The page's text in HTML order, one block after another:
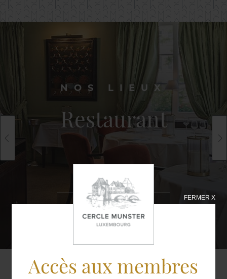
Accès aux membres
FERMER X
NOS LIEUX
Restaurant
EN SAVOIR
PLUS